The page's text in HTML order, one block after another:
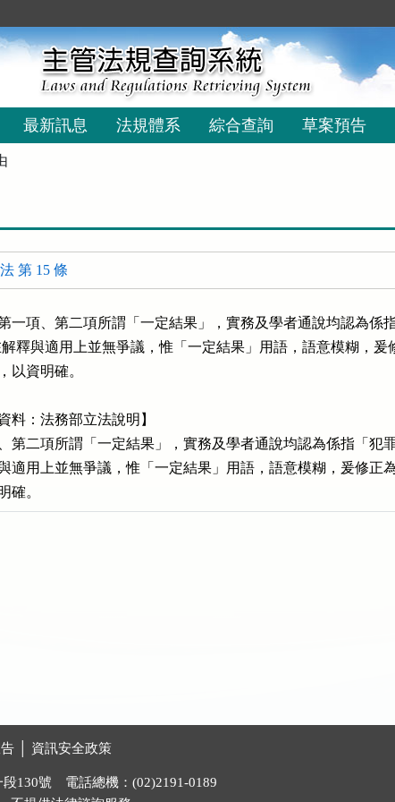
最新訊息 法規體系 綜合查詢 草案預告
第 15 條
一項、第二項所謂「一定結果」，實務及學者通說均認為係
解釋與適用上並無爭議，惟「一定結果」用語，語意模糊，爰
以資明確。
料：法務部立法說明】
第二項所謂「一定結果」，實務及學者通說均認為係指「犯
適用上並無爭議，惟「一定結果」用語，語意模糊，爰修正
確。
資訊安全政策
130號 電話總機：(02)2191-0189